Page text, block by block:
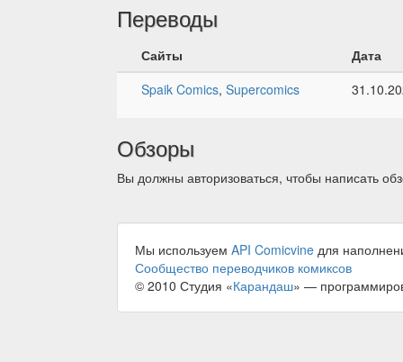
Переводы
Сайты
Дата
Spaik Comics, Supercomics
Обзоры
Вы должны авторизоваться, чтобы написать
Мы используем API Comicvine для
Сообщество переводчиков комиксов
© 2010 Студия «Карандаш» —